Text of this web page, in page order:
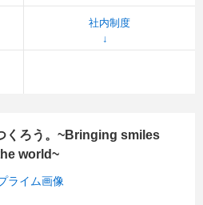
社内制度
くろう。~Bringing smiles
world~